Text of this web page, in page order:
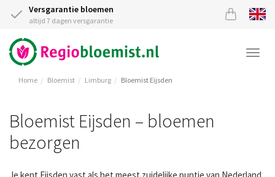
Versgarantie bloemen
altijd 7 dagen versgarantie
Home Bloemist Limburg Bloemist Eijsden
Bloemist Eijsden – bloemen
bezorgen